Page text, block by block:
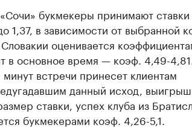
букмекеры принимают ставки
1,37, в зависимости от выбранной
оценивается
в основное время — коэф. 4,49-
встречи принесет клиентам
данный исход,
ставки, успех клуба из
букмекерами коэф. 4,26-5,1.